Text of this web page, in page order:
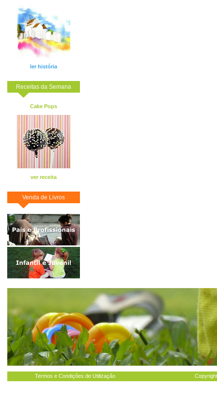
ler história
Receitas da Semana
Cake Pops
ver receita
Venda de Livros
Termos e Condições de Utilização